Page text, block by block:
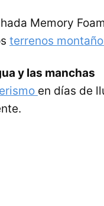
Memory
terrenos
y las manchas
en días de